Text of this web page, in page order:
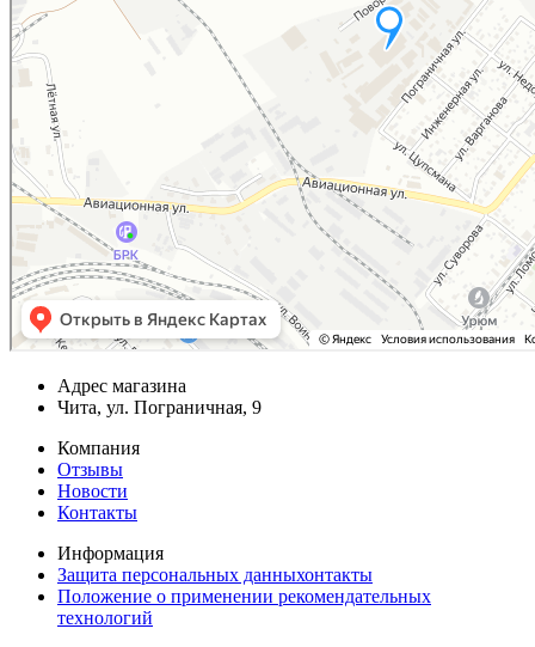
Адрес магазина
Чита, ул. Пограничная, 9
Компания
Отзывы
Новости
Контакты
Информация
Защита персональных данныхонтакты
Положение о применении рекомендательных
технологий